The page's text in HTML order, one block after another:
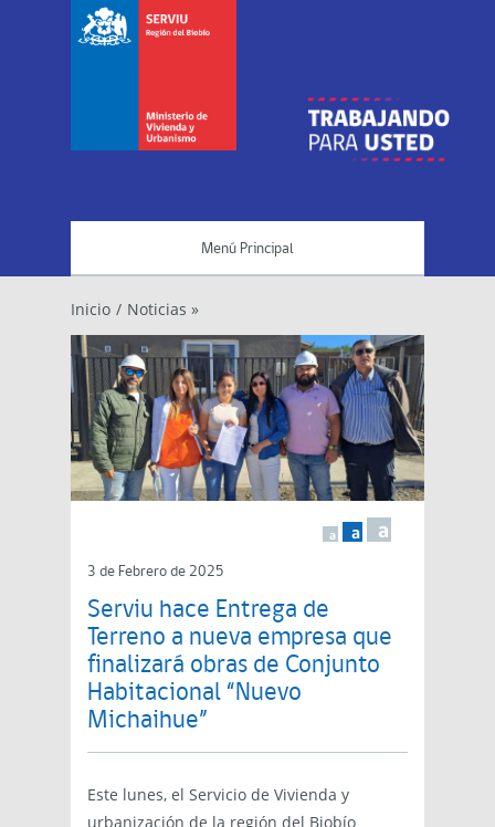
Menú Principal
Inicio / Noticias »
a a a
3 de Febrero de 2025
Serviu hace Entrega de
Terreno a nueva empresa que
finalizará obras de Conjunto
Habitacional “Nuevo
Michaihue”
Este lunes, el Servicio de Vivienda y
urbanización de la región del Biobío